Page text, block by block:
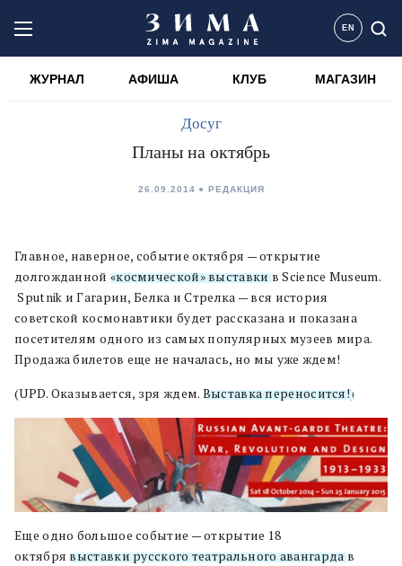
EN
ЖУРНАЛ АФИША КЛУБ МАГАЗИН
Досуг
Планы на октябрь
26.09.2014 РЕДАКЦИЯ
Главное, наверное, событие октября — открытие
долгожданной «космической» выставкив Science Museum.
Sputnik и Гагарин, Белка и Стрелка — вся история
советской космонавтики будет рассказана и показана
посетителям одного из самых популярных музеев мира.
Продажа билетов еще не началась, но мы уже ждем!
(UPD. Оказывается, зря ждем. Выставка переносится!)
Еще одно большое событие — открытие 18
октября выставки русского театрального авангардав